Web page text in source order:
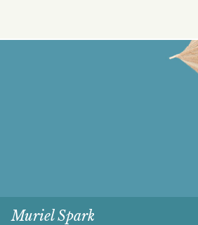
Muriel Spark